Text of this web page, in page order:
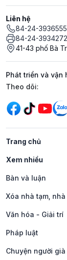
Liên hệ
84-24-
84-24-
41-43 phố Bà
Phát triển và vận
Mạng xã
Theo dõi:
Trang chủ
Xem nhiều
Bàn và luận
Xóa nhà tạm,
Văn hóa - Giải trí
Pháp luật
Chuyện người già